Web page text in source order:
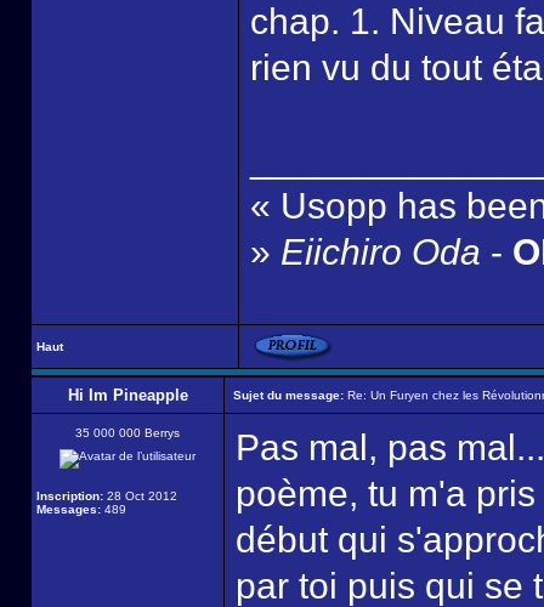
chap. 1. Niveau
rien vu du tout
« Usopp has
» Eiichiro Oda -
Haut
Hi Im Pineapple Sujet du message: Re: Un Furyen chez les
35 000 000 Berrys
Inscription: 28 Oct 2012
Messages: 489
Pas mal, pas
poème, tu m'a
début qui
par toi puis qui se